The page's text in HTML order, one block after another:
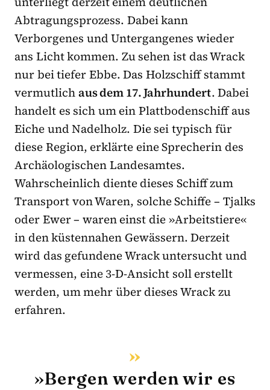
Abtragungsprozess. Dabei kann
Verborgenes und Untergangenes wieder
ans Licht kommen. Zu sehen ist das Wrack
nur bei tiefer Ebbe. Das Holzschiff stammt
vermutlichaus dem 17. Jahrhundert. Dabei
handelt es sich um ein Plattbodenschiff aus
Eiche und Nadelholz. Die sei typisch für
diese Region, erklärte eine Sprecherin des
Archäologischen Landesamtes.
Wahrscheinlich diente dieses Schiff zum
Transport von Waren, solche Schiffe – Tjalks
oder Ewer – waren einst die »Arbeitstiere«
in den küstennahen Gewässern. Derzeit
wird das gefundene Wrack untersucht und
vermessen, eine 3-D-Ansicht soll erstellt
werden, um mehr über dieses Wrack zu
erfahren.
»Bergen werden wir es